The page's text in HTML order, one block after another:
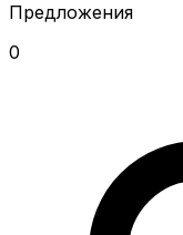
Предложения
0